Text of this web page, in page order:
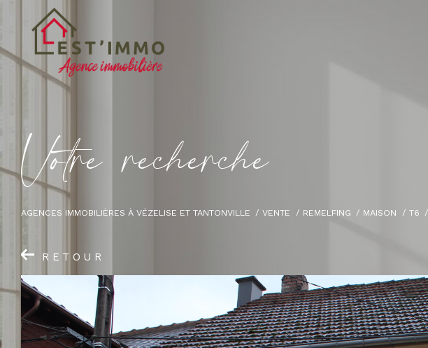
Votre recherche
AGENCES IMMOBILIÈRES À VÉZELISE ET TANTONVILLE VENTE REMELFING MAISON T6
RETOUR